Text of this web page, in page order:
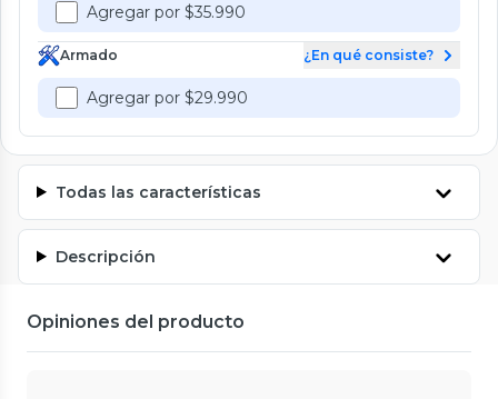
Agregar por $35.990
Armado ¿En qué consiste?
Agregar por $29.990
Todas las características
Descripción
Opiniones del producto